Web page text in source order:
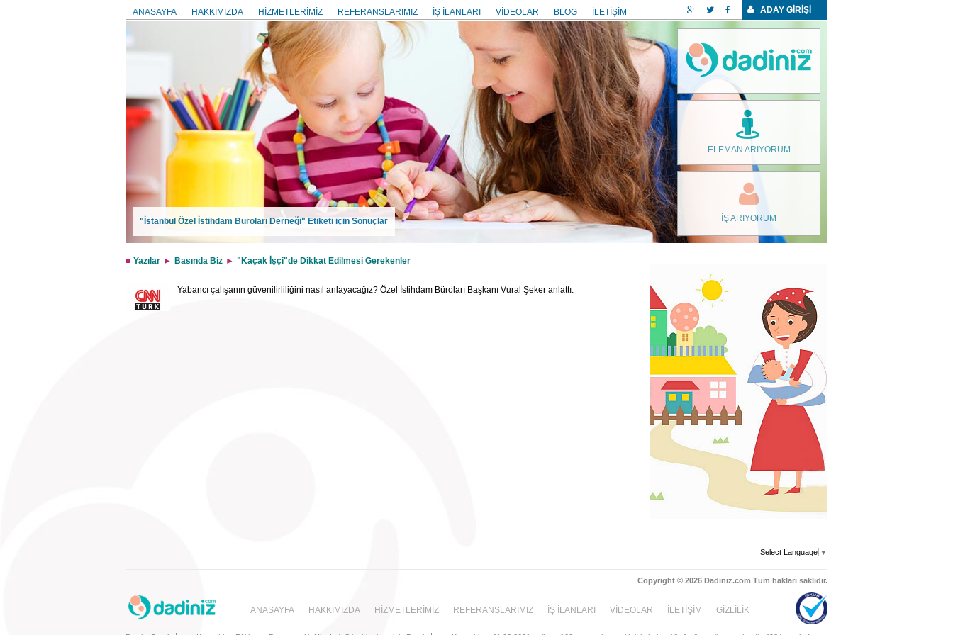
ADAY GİRİŞİ
ANASAYFA HAKKIMIZDA HİZMETLERİMİZ REFERANSLARIMIZ İŞ İLANLARI VİDEOLAR BLOG İLETİŞİM
ELEMAN ARIYORUM
İŞ ARIYORUM
"İstanbul Özel İstihdam Büroları Derneği" Etiketi için Sonuçlar
Yazılar Basında Biz "Kaçak İşçi"de Dikkat Edilmesi Gerekenler
Yabancı çalışanın güvenilirliliğini nasıl anlayacağız? Özel İstihdam Büroları Başkanı Vural Şeker anlattı.
Select Language ▼
ANASAYFA HAKKIMIZDA HİZMETLERİMİZ REFERANSLARIMIZ İŞ İLANLARI VİDEOLAR İLETİŞİM GİZLİLİK
Copyright © 2026 Dadınız.com Tüm hakları saklıdır.